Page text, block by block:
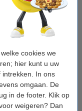
cookies we
hier kunt u uw
In ons
omgaan. De
in de footer. Klik op
weigeren? Dan
2.500 vel A4 -
DR-2400